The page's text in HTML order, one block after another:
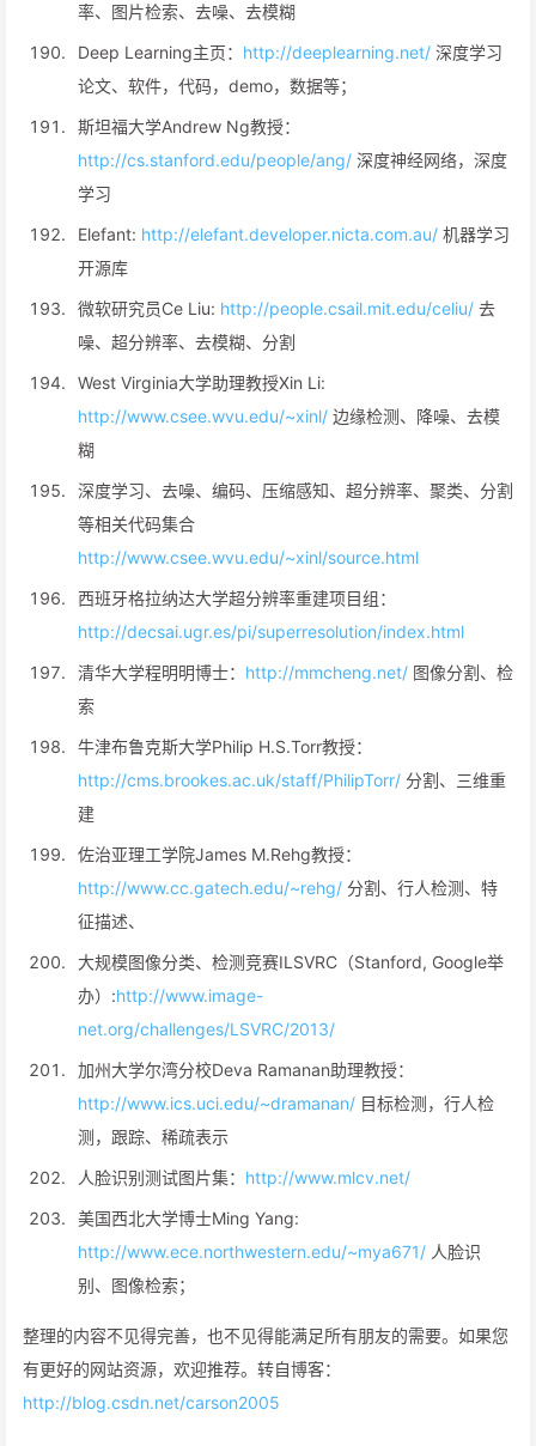
率、图片检索、去噪、去模糊
Deep Learning主页： http://deeplearning.net/ 深度学习
论文、软件，代码，demo，数据等；
斯坦福大学Andrew Ng教授：
http://cs.stanford.edu/people/ang/ 深度神经网络，深度
学习
Elefant: http://elefant.developer.nicta.com.au/ 机器学习
开源库
微软研究员Ce Liu: http://people.csail.mit.edu/celiu/ 去
噪、超分辨率、去模糊、分割
West Virginia大学助理教授Xin Li:
http://www.csee.wvu.edu/~xinl/ 边缘检测、降噪、去模
糊
深度学习、去噪、编码、压缩感知、超分辨率、聚类、分割
等相关代码集合
http://www.csee.wvu.edu/~xinl/source.html
西班牙格拉纳达大学超分辨率重建项目组：
http://decsai.ugr.es/pi/superresolution/index.html
清华大学程明明博士： http://mmcheng.net/ 图像分割、检
索
牛津布鲁克斯大学Philip H.S.Torr教授：
http://cms.brookes.ac.uk/staff/PhilipTorr/ 分割、三维重
建
佐治亚理工学院James M.Rehg教授：
http://www.cc.gatech.edu/~rehg/ 分割、行人检测、特
征描述、
大规模图像分类、检测竞赛ILSVRC（Stanford, Google举
办）:http://www.image-
net.org/challenges/LSVRC/2013/
加州大学尔湾分校Deva Ramanan助理教授：
http://www.ics.uci.edu/~dramanan/ 目标检测，行人检
测，跟踪、稀疏表示
人脸识别测试图片集： http://www.mlcv.net/
美国西北大学博士Ming Yang:
http://www.ece.northwestern.edu/~mya671/ 人脸识
别、图像检索；
整理的内容不见得完善，也不见得能满足所有朋友的需要。如果您
有更好的网站资源，欢迎推荐。转自博客：
http://blog.csdn.net/carson2005